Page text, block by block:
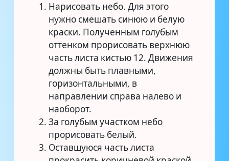
Нарисовать небо. Для этого
нужно смешать синюю и белую
краски. Полученным голубым
оттенком прорисовать верхнюю
часть листа кистью 12. Движения
должны быть плавными,
горизонтальными, в
направлении справа налево и
наоборот.
За голубым участком небо
прорисовать белый.
Оставшуюся часть листа